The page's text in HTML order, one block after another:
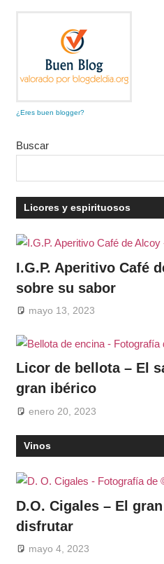
¿Eres buen blogger?
Buscar
Licores y espirituosos
I.G.P. Aperitivo Café
sobre su sabor
mayo 13, 2023
Licor de bellota – El
gran ibérico
enero 20, 2023
Vinos
D.O. Cigales – El
disfrutar
mayo 4, 2023